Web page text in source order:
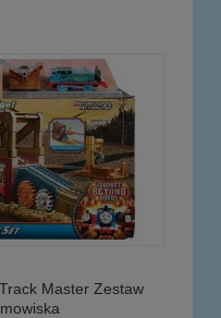
Master Zestaw